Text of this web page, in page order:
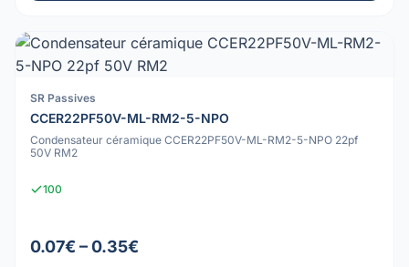
SR Passives
CCER22PF50V-ML-RM2-5-NPO
Condensateur céramique CCER22PF50V-ML-RM2-5-NPO 22pf
50V RM2
100
0.07€ – 0.35€